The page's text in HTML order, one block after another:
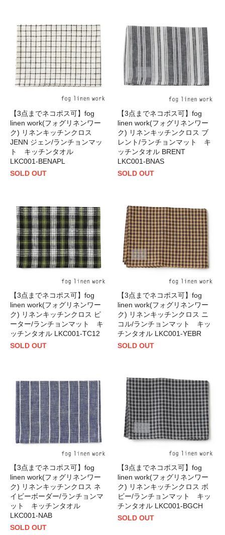
【3点までネコポス可】fog
linen work(フォグリネンワー
ク) リネンキッチンクロス
JENN ジェン/ランチョンマッ
ト キッチンタオル
LKC001-BENAPL
SOLD OUT
【3点までネコポス可】fog
linen work(フォグリネンワー
ク) リネンキッチンクロス ブ
レント/ランチョンマット キ
ッチンタオル BRENT
LKC001-BNAS
SOLD OUT
【3点までネコポス可】fog
linen work(フォグリネンワー
ク) リネンキッチンクロス ピ
ーター/ランチョンマット キ
ッチンタオル LKC001-TC12
SOLD OUT
【3点までネコポス可】fog
linen work(フォグリネンワー
ク) リネンキッチンクロス ニ
コル/ランチョンマット キッ
チンタオル LKC001-YEBR
SOLD OUT
【3点までネコポス可】fog
linen work(フォグリネンワー
ク) リネンキッチンクロス ネ
イビーボーダー/ランチョンマ
ット キッチンタオル
LKC001-NAB
SOLD OUT
【3点までネコポス可】fog
linen work(フォグリネンワー
ク) リネンキッチンクロス ボ
ビー/ランチョンマット キッ
チンタオル LKC001-BGCH
SOLD OUT